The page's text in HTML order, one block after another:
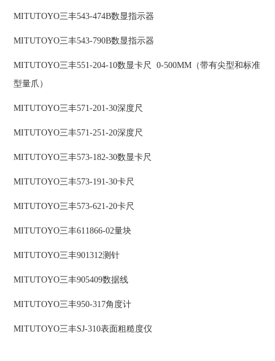
MITUTOYO三丰543-474B数显指示器
MITUTOYO三丰543-790B数显指示器
MITUTOYO三丰551-204-10数显卡尺 0-500MM（带有尖型和标准
型量爪）
MITUTOYO三丰571-201-30深度尺
MITUTOYO三丰571-251-20深度尺
MITUTOYO三丰573-182-30数显卡尺
MITUTOYO三丰573-191-30卡尺
MITUTOYO三丰573-621-20卡尺
MITUTOYO三丰611866-02量块
MITUTOYO三丰901312测针
MITUTOYO三丰905409数据线
MITUTOYO三丰950-317角度计
MITUTOYO三丰SJ-310表面粗糙度仪